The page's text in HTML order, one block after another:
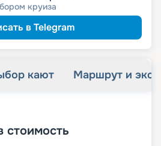
круиза
в Telegram
кают Маршрут и
стоимость